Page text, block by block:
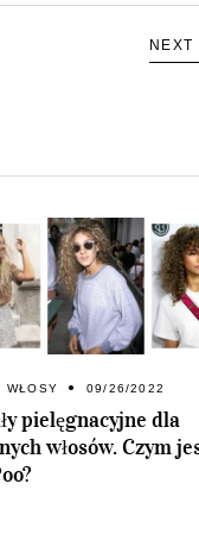
NEXT
,WŁOSY 09/26/2022
pielęgnacyjne dla
włosów. Czym